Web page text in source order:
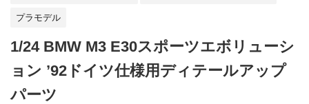
プラモデル
1/24 BMW M3 E30スポーツエボリューシ
ョン ’92ドイツ仕様用ディテールアップ
パーツ